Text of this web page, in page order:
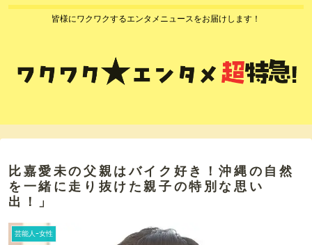
皆様にワクワクするエンタメニュースをお届けします！
比嘉愛未の父親はバイク好き！沖縄の自然
を一緒に走り抜けた親子の特別な思い
出！」
芸能人ｰ女性